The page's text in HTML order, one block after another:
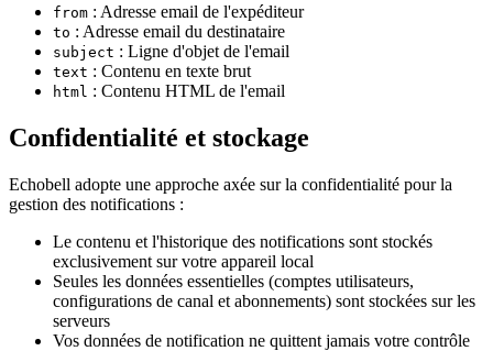
from : Adresse email de l'expéditeur
to : Adresse email du destinataire
subject : Ligne d'objet de l'email
text : Contenu en texte brut
html : Contenu HTML de l'email
Confidentialité et stockage
Echobell adopte une approche axée sur la confidentialité pour la
gestion des notifications :
Le contenu et l'historique des notifications sont stockés
exclusivement sur votre appareil local
Seules les données essentielles (comptes utilisateurs,
configurations de canal et abonnements) sont stockées sur les
serveurs
Vos données de notification ne quittent jamais votre contrôle